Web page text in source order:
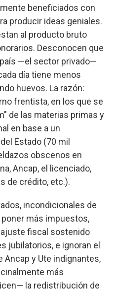
beneficiados con
producir ideas geniales.
al producto bruto
Desconocen que
país —el sector privado—
día tiene menos
huevos. La razón:
frentista, en los que se
de las materias primas y
en base a un
Estado (70 mil
obscenos en
Ancap, el licenciado,
de crédito, etc.).
incondicionales de
poner más impuestos,
ajuste fiscal sostenido
jubilatorios, e ignoran el
Ancap y Ute indignantes,
más
la redistribución de